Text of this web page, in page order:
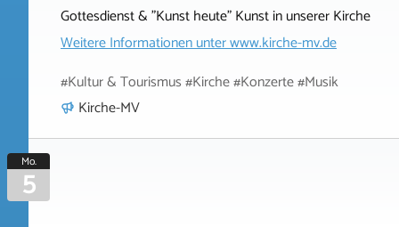
Gottesdienst & "Kunst heute" Kunst in unserer Kirche
Weitere Informationen unterwww.kirche-mv.de
#Kultur & Tourismus #Kirche #Konzerte #Musik
Kirche-MV
Mo.
5